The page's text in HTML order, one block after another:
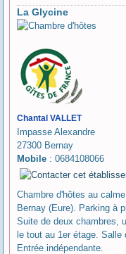
La Glycine
Chantal VALLET
Impasse Alexandre
27300 Bernay
Mobile : 0684108066
Chambre d'hôtes au
Bernay (Eure). Parking à
Suite de deux chambres,
le tout au 1er étage.
Entrée indépendante.